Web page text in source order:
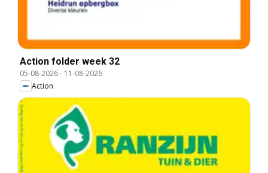
Action folder week 32
05-08-2026- 11-08-2026
Action